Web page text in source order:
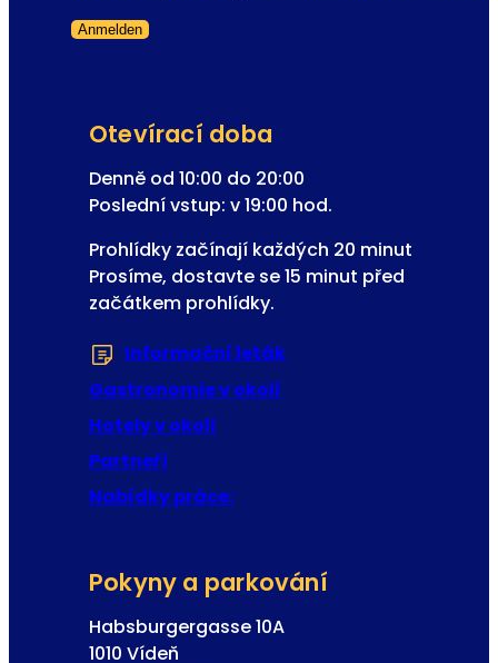
iAnmelden
Otevírací doba
Denně od 10:00 do 20:00
Poslední vstup: v 19:00 hod.
Prohlídky začínají každých 20 minut
Prosíme, dostavte se 15 minut před
začátkem prohlídky.
Informační leták
Gastronomie v okolí
Hotely v okolí
Partneři
Nabídky práce:
Pokyny a parkování
Habsburgergasse 10A
1010 Vídeň